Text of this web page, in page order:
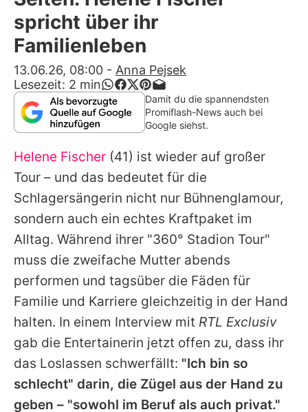
Alle Themen auf Promiflash
App runterladen
Team
Redaktionelle Richtlinien
Impressum
Datenschutzerklärung
Nutzungsbedingungen
Utiq verwalten
spricht über ihr
Familienleben
13.06.26, 08:00 - Anna Pejsek
Lesezeit: 2 min
Damit du die spannendsten
Promiflash-News auch bei
Google siehst.
Helene Fischer (41) ist wieder auf großer
Tour – und das bedeutet für die
Schlagersängerin nicht nur Bühnenglamour,
sondern auch ein echtes Kraftpaket im
Alltag. Während ihrer "360° Stadion Tour"
muss die zweifache Mutter abends
performen und tagsüber die Fäden für
Familie und Karriere gleichzeitig in der Hand
halten. In einem Interview mit RTL Exclusiv
gab die Entertainerin jetzt offen zu, dass ihr
das Loslassen schwerfällt: "Ich bin so
schlecht" darin, die Zügel aus der Hand zu
geben – "sowohl im Beruf als auch privat."